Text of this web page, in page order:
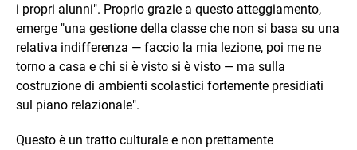
i propri alunni". Proprio grazie a questo atteggiamento,
emerge "una gestione della classe che non si basa su una
relativa indifferenza — faccio la mia lezione, poi me ne
torno a casa e chi si è visto si è visto — ma sulla
costruzione di ambienti scolastici fortemente presidiati
sul piano relazionale".
Questo è un tratto culturale e non prettamente